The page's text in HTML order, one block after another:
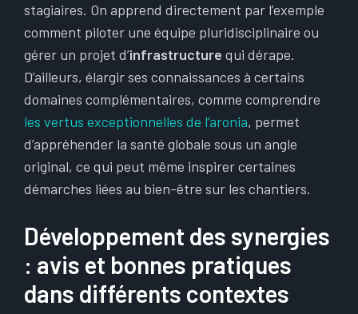
stagiaires. On apprend directement par l’exemple
comment piloter une équipe pluridisciplinaire ou
gérer un projet d’infrastructure qui dérape.
D’ailleurs, élargir ses connaissances à certains
domaines complémentaires, comme comprendre
les vertus exceptionnelles de l’aronia, permet
d’appréhender la santé globale sous un angle
original, ce qui peut même inspirer certaines
démarches liées au bien-être sur les chantiers.
Développement des synergies
: avis et bonnes pratiques
dans différents contextes